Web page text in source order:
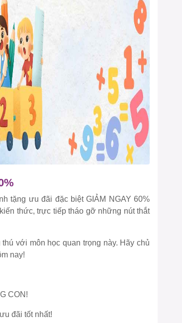
tặng ưu đãi đặc biệt GIẢM NGAY 60%
thức, trực tiếp tháo gỡ những nút thắt
với môn học quan trọng này. Hãy chủ
nay!
CON!
đãi tốt nhất!